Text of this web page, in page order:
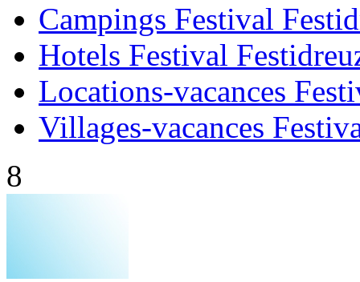
Campings Festival
Hotels Festival
Locations-vacances
Villages-vacances
8